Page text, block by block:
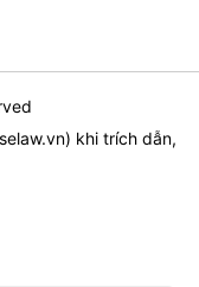
) khi trích dẫn,